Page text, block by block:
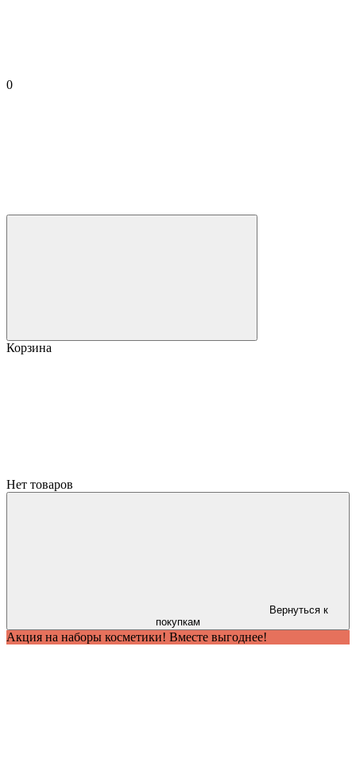
0
Корзина
Нет товаров
Вернуться к
покупкам
Акция на наборы косметики! Вместе выгоднее!